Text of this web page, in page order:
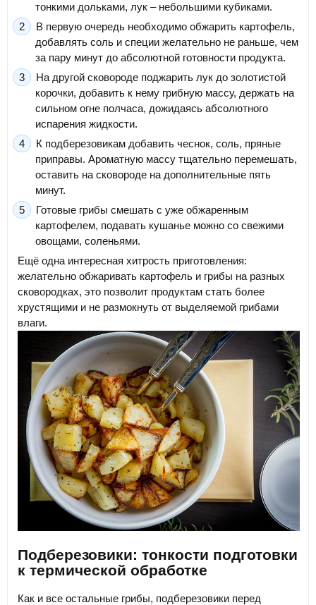
тонкими дольками, лук – небольшими кубиками.
В первую очередь необходимо обжарить картофель,
добавлять соль и специи желательно не раньше, чем
за пару минут до абсолютной готовности продукта.
На другой сковороде поджарить лук до золотистой
корочки, добавить к нему грибную массу, держать на
сильном огне полчаса, дожидаясь абсолютного
испарения жидкости.
К подберезовикам добавить чеснок, соль, пряные
приправы. Ароматную массу тщательно перемешать,
оставить на сковороде на дополнительные пять
минут.
Готовые грибы смешать с уже обжаренным
картофелем, подавать кушанье можно со свежими
овощами, соленьями.
Ещё одна интересная хитрость приготовления:
желательно обжаривать картофель и грибы на разных
сковородках, это позволит продуктам стать более
хрустящими и не размокнуть от выделяемой грибами
влаги.
Подберезовики: тонкости подготовки
к термической обработке
Как и все остальные грибы, подберезовики перед